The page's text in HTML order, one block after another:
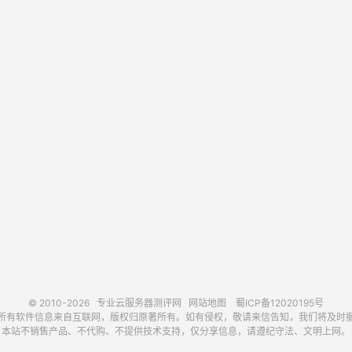
© 2010-2026 专业云服务器测评网 网站地图
蜀ICP备12020195号
有软件信息来自互联网，版权归原著所有。如有侵权，敬请来信告知，我们将及时
本站不销售产品、不代购、不提供技术支持，仅分享信息，请遵纪守法、文明上网。